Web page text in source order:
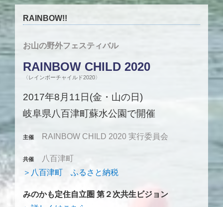
RAINBOW!!
お山の野外フェスティバル
RAINBOW CHILD 2020
〈レインボーチャイルド2020〉
2017年8月11日(金・山の日)
岐阜県八百津町蘇水公園で開催
主催 RAINBOW CHILD 2020 実行委員会
共催
八百津町
＞八百津町 ふるさと納税
みのかも定住自立圏 第２次共生ビジョン